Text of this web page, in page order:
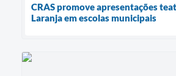
CRAS promove apresentações
Laranja em escolas municipais